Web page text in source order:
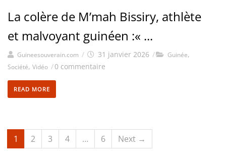
La colère de M’mah Bissiry, athlète
et malvoyant guinéen :« ...
Guineesouverain.com / 31 janvier 2026 / Guinée,
Société, Vidéo /0 commentaire
READ MORE
1 2 3 4 … 6 Next →